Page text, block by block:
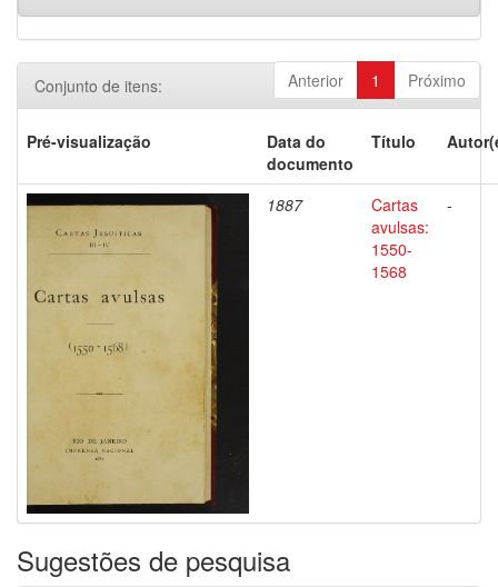
Anterior 1 Próximo
Conjunto de itens:
Pré-visualização
Data do
documento
Título
1887
Cartas
avulsas:
1550-
1568
-
Sugestões de pesquisa